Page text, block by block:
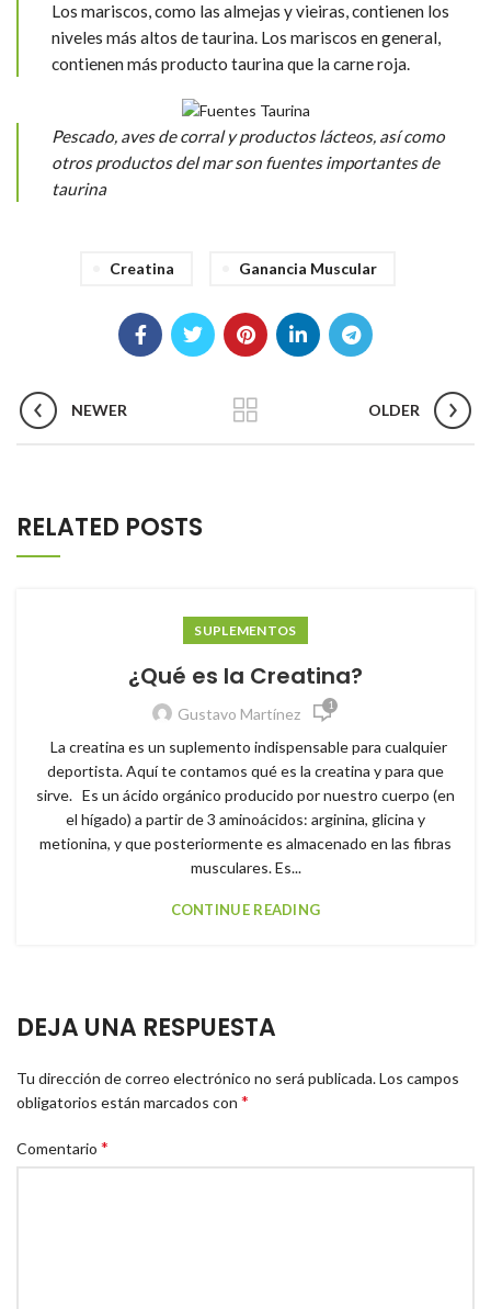
Los mariscos, como las almejas y vieiras, contienen los
niveles más altos de taurina. Los mariscos en general,
contienen más producto taurina que la carne roja.
Pescado, aves de corral y productos lácteos, así como
otros productos del mar son fuentes importantes de
taurina
Creatina Ganancia Muscular
NEWER OLDER
RELATED POSTS
SUPLEMENTOS
¿Qué es la Creatina?
Gustavo Martínez 1
La creatina es un suplemento indispensable para cualquier
deportista. Aquí te contamos qué es la creatina y para que
sirve. Es un ácido orgánico producido por nuestro cuerpo (en
el hígado) a partir de 3 aminoácidos: arginina, glicina y
metionina, y que posteriormente es almacenado en las fibras
musculares. Es...
CONTINUE READING
DEJA UNA RESPUESTA
Tu dirección de correo electrónico no será publicada.Los campos
obligatorios están marcados con *
Comentario *